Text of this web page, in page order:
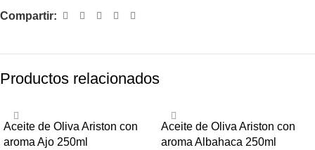
Compartir:
Productos relacionados
Aceite de Oliva Ariston con
aroma Ajo 250ml
Aceite de Oliva Ariston con
aroma Albahaca 250ml